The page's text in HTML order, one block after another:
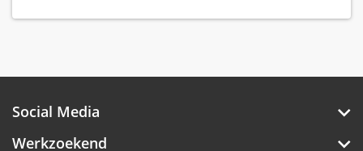
Social Media
Werkzoekend